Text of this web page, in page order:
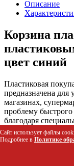
Описание
Корзина
цвет синий
Пластиковая
предназначена для
магазинах,
проблему
благодаря
обеспечивает
прочных ручек.
Сайт использует файлы
Подробнее в Политике